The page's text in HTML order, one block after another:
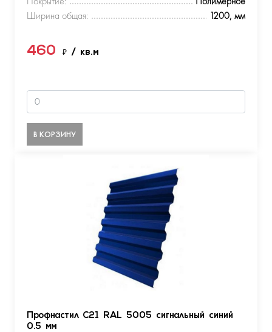
Ширина общая:
1200, мм
460 ₽ / кв.м
В КОРЗИНУ
Профнастил С21 RAL 5005 сигнальный синий
0.5 мм